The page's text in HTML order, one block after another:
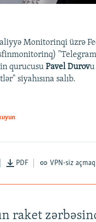
Monitorinqi üzrə
qurucusu Pavel Durov
siyahısına salıb.
PDF VPN-siz açmaq
raket